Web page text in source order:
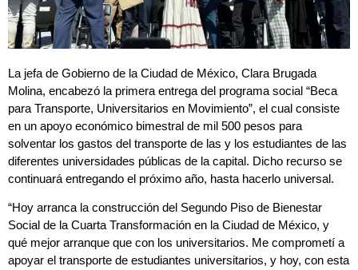
La jefa de Gobierno de la Ciudad de México, Clara Brugada
Molina, encabezó la primera entrega del programa social “Beca
para Transporte, Universitarios en Movimiento”, el cual consiste
en un apoyo económico bimestral de mil 500 pesos para
solventar los gastos del transporte de las y los estudiantes de las
diferentes universidades públicas de la capital. Dicho recurso se
continuará entregando el próximo año, hasta hacerlo universal.
“Hoy arranca la construcción del Segundo Piso de Bienestar
Social de la Cuarta Transformación en la Ciudad de México, y
qué mejor arranque que con los universitarios. Me comprometí a
apoyar el transporte de estudiantes universitarios, y hoy, con esta